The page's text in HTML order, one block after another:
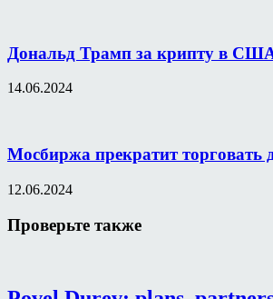
Дональд Трамп за крипту в
14.06.2024
Мосбиржа прекратит торговать
12.06.2024
Проверьте также